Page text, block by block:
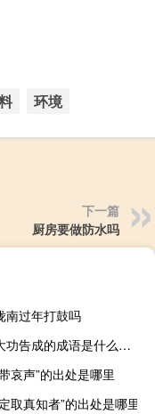
环境
下一篇
厨房要做防水吗
南过年打鼓吗
比喻大功告成的成语是什么（比喻大功告成的成语）
哀声”的出处是哪里
取真知者”的出处是哪里